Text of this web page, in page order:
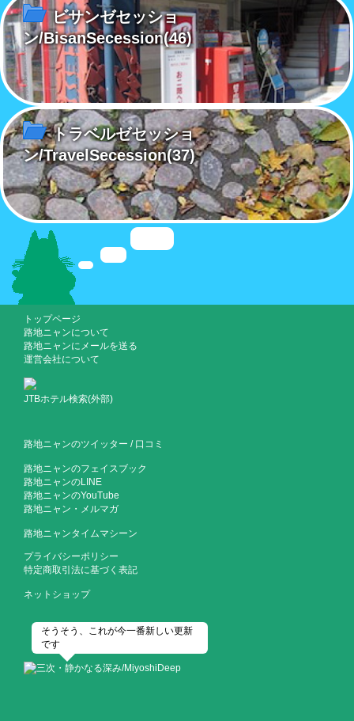
ビサンゼセッショ
ン/BisanSecession(46)
トラベルゼセッショ
ン/TravelSecession(37)
トップページ
路地ニャンについて
路地ニャンにメールを送る
運営会社について
JTBホテル検索(外部)
路地ニャンのツイッター / 口コミ
路地ニャンのフェイスブック
路地ニャンのLINE
路地ニャンのYouTube
路地ニャン・メルマガ
路地ニャンタイムマシーン
プライバシーポリシー
特定商取引法に基づく表記
ネットショップ
そうそう、これが今一番新しい更新
です